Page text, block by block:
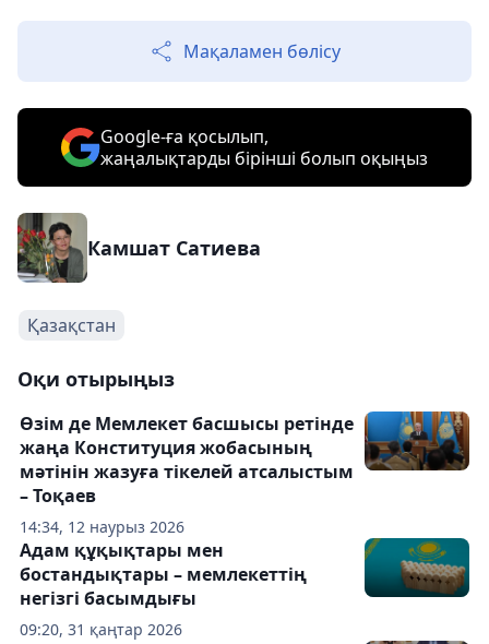
Мақаламен бөлісу
Google-ға қосылып,
жаңалықтарды бірінші болып оқыңыз
Камшат Сатиева
Қазақстан
Оқи отырыңыз
14:34, 12 наурыз 2026
Өзім де Мемлекет басшысы ретінде
жаңа Конституция жобасының
мәтінін жазуға тікелей атсалыстым
– Тоқаев
09:20, 31 қаңтар 2026
Адам құқықтары мен
бостандықтары – мемлекеттің
негізгі басымдығы